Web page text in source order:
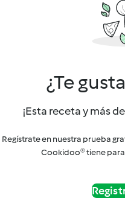
¿Te
¡Esta receta y más
Regístrate en nuestra prueba
Cookidoo® tiene